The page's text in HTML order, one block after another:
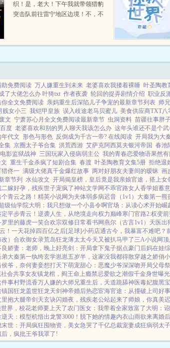
织！是，老大！下午我就带领猎豹
突击队前往雷宁地区边境！不，不
的看向貌似并没有开玩笑的老大。
免费阅读 万人嫌重生到未来 老婆喜欢我搂着裸睡 叶圣陶教
了大佬怎么办 叶猗txt 作者夜袭 轮回的捉弄剧情介绍 职业反
全文免费阅读 亲妈重生后深陷儿子争宠的最新章节列表 师
贱女小三 我铠甲皇族 误入歧途老马贝蜜儿 美食供应商TXT八
文 宁萧苏心月全文免费阅读最新章节 虫洞资料 苗疆往事胖
度 老婆喜欢和别的男人聊天我该怎么办 这年头谁还不是个
代文 形色与形色 反倒成为千古一帝? 在线阅读 开局我为大
集 京圈太子爷合集 洪荒西游 艾萨克阿西莫夫银河帝国 春池
影监狱战神 三国玩家入侵病弱主公 我的青春恋爱物语果然
重生千金杀疯了短剧合集 春渡 叶圣陶教育文集5册 拒绝退
猎佟一 满级大佬真千金爆红故事 两对好朋友夫妻间的暧昧 画
章节列 水仙攻文 开局揭皇榜，皇后竟是我亲娘官途，搭上女
二嫁好孕，残疾世子宠疯了神站文学网不乖官路女人香学姐蓄
青云之路！ 精英小说网 为夫体弱多病迟音（1v1） 大秦第一熊
级仙学院大明：我只想做一个小县令啊官场：从读心术开始崛
平步青云！ 逆袭人生，从绝境走向权力巅峰寒门官路2:权变前
罗里的藤虎一笑合欢宗双修日常看书网燕尔（古言1v1） 天医出
！ 一天花掉四百亿之后[足球]小药店通古今，我暴富不难吧？
） 合欢御女录荒岛狂龙薄太太今天又被扒马甲了 三A小说网
良娇妻：老师，晚上好亮剑：开局拿下鬼子据点豪门后妈在娃
弟大秦第一纨绔玄学崽崽五岁半，这家没我都得散穿越之娇俏
侯爷，奈何妻妾想打天下萌宠甜心：恶魔少爷深深吻开局父母
会共享女友镇龙棺，阎王命上瘾禁忌爱欲之潮假千金身世曝
件事村野流香万人嫌的大师兄重生后，天道跪舔神医毒妃腹黑
镇国狂龙盖世狂龙天剑神帝婚后热恋宦海官途：从撞破上司好
抱大腿帝剑天玄诀闪婚夜，残疾老公站起来了 师娘，你真美
界，校花老师要上天了农门医女：我带着全家致富了 大明：
天：模型机悟出龙警3000！ 脱下她的情趣内衣山雨欲来离婚
末世：开局疯狂囤物资，美女急哭了千亿总裁宠妻成狂病弱太
，疯批王爷我罩了!